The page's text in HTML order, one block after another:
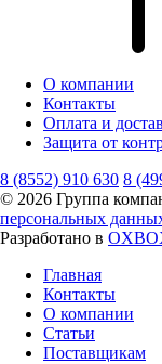
О компании
Контакты
Оплата и
Защита от
8 (8552) 910 630 8
© 2026 Группа
персональных
Разработано в
Главная
Контакты
О компании
Статьи
Поставщикам